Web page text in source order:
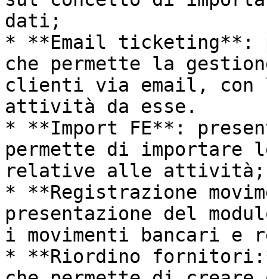
dati;
* **Email ticketing**:
che permette la
clienti via email, con
attività da esse.
* **Import FE**:
permette di
relative alle attività;
* **Registrazione
presentazione del
i movimenti bancari
* **Riordino